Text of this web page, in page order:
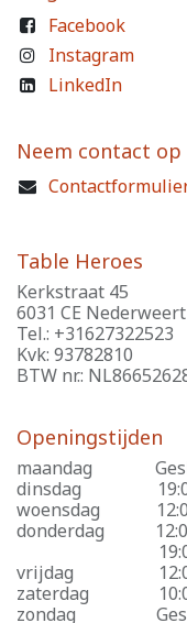
Facebook
Instagram
LinkedIn
Neem contact op
Table Heroes
Kerkstraat 45
6031 CE Nederweert
Tel.: +31627322523
Kvk: 93782810
BTW nr.:
Openingstijden
maandag
dinsdag
woensdag
donderdag
vrijdag
zaterdag
zondag